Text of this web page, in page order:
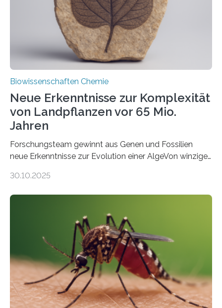
Studie wurde am 28. Oktober 2025 in der
Fachzeitschrift…
Biowissenschaften Chemie
Neue Erkenntnisse zur Komplexität
von Landpflanzen vor 65 Mio.
Jahren
Forschungsteam gewinnt aus Genen und Fossilien
neue Erkenntnisse zur Evolution einer AlgeVon winzigen
Landpflanzen zählen zu den komplexesten
Grünalgen, die vor Hunderten von Millionen Jahren
lebten. Unter den Vorfahren sticht eine Gruppe heraus,
die noch heute in der Natur vorkommt: die
Süßwasseralge Coleochaetophyceae. Einige Arten
dieser Gruppe bilden aus Zellfäden dichte Geflechte
mit scheibenförmiger Gestalt. Was auffällig ist: Die
nächsten…
30.10.2025